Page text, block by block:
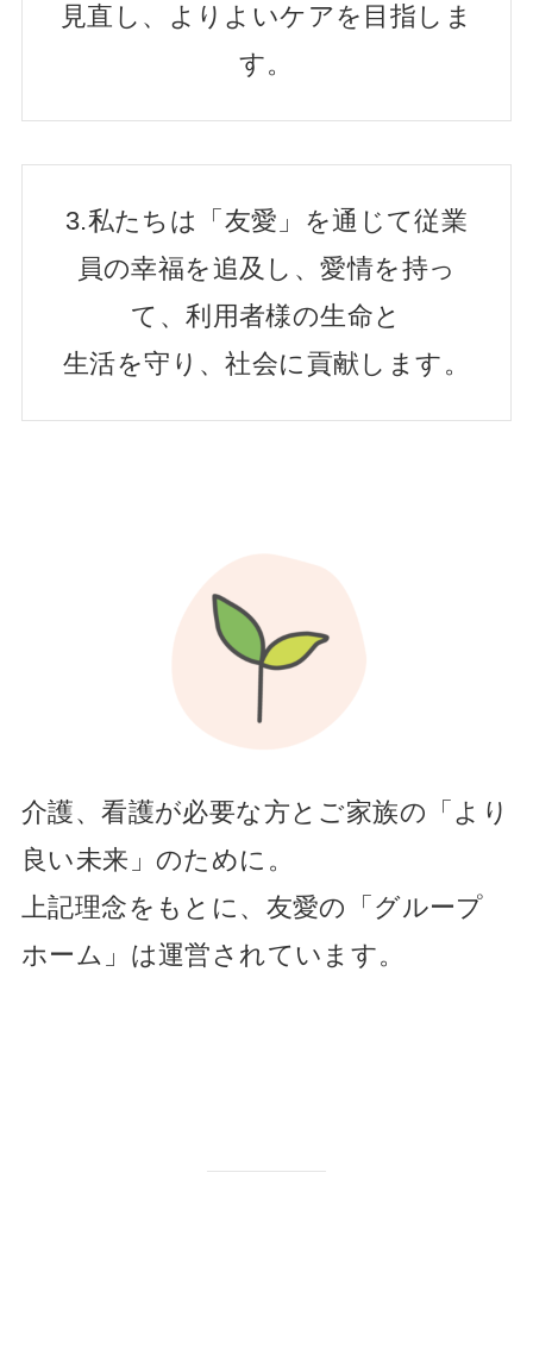
見直し、よりよいケアを目指しま
す。
3.私たちは「友愛」を通じて従業
員の幸福を追及し、愛情を持っ
て、利用者様の生命と
生活を守り、社会に貢献します。
介護、看護が必要な方とご家族の「より
良い未来」のために。
上記理念をもとに、友愛の「グループ
ホーム」は運営されています。